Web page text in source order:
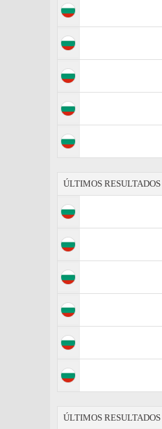
ÚLTIMOS RESULTADOS
ÚLTIMOS RESULTADOS